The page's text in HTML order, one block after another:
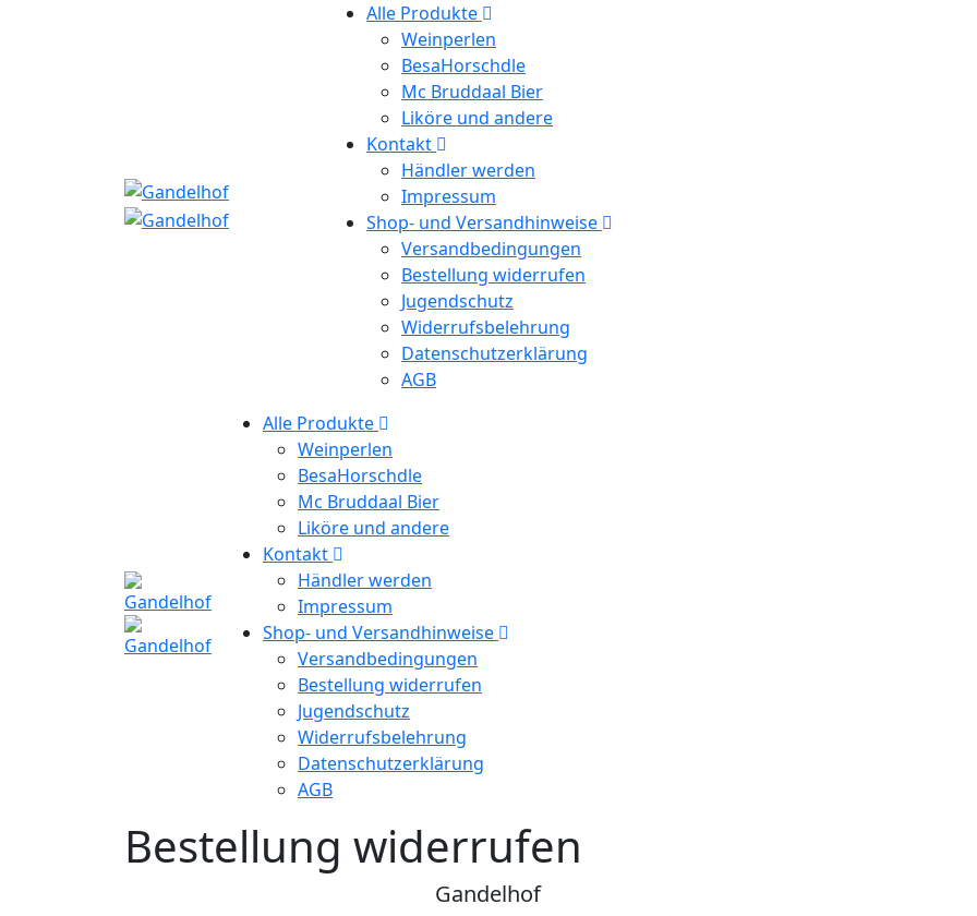
Alle Produkte
Weinperlen
BesaHorschdle
Mc Bruddaal Bier
Liköre und andere
Kontakt
Händler werden
Impressum
Shop- und Versandhinweise
Versandbedingungen
Bestellung widerrufen
Jugendschutz
Widerrufsbelehrung
Datenschutzerklärung
AGB
Alle Produkte
Weinperlen
BesaHorschdle
Mc Bruddaal Bier
Liköre und andere
Kontakt
Händler werden
Impressum
Shop- und Versandhinweise
Versandbedingungen
Bestellung widerrufen
Jugendschutz
Widerrufsbelehrung
Datenschutzerklärung
AGB
Bestellung widerrufen
Gandelhof